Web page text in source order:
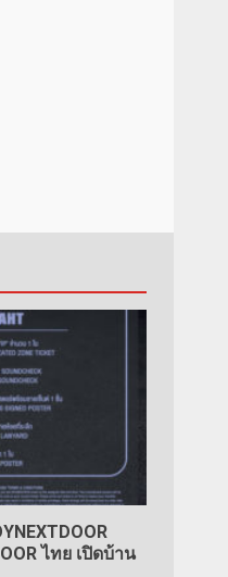
ไทย เปิดบ้าน